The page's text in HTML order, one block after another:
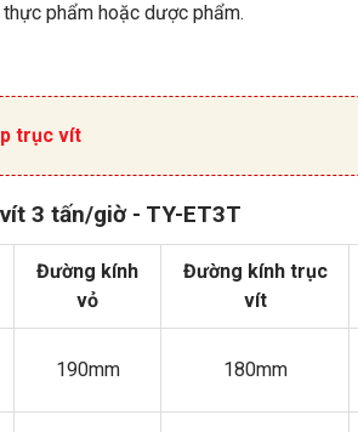
phẩm hoặc dược phẩm.
trục vít
3 tấn/giờ - TY-ET3T
Đường kính
vỏ
Đường kính trục
vít
190mm 180mm